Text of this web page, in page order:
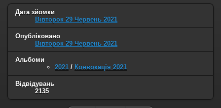
Дата зйомки
Вівторок 29 Червень 2021
Опубліковано
Вівторок 29 Червень 2021
Альбоми
2021 / Конвокація 2021
Відвідувань
2135